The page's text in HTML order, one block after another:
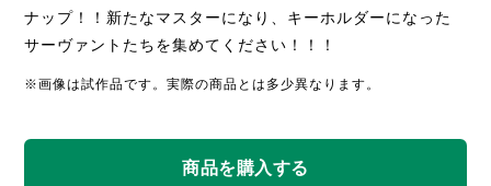
ナップ！！新たなマスターになり、キーホルダーになった
サーヴァントたちを集めてください！！！
※画像は試作品です。実際の商品とは多少異なります。